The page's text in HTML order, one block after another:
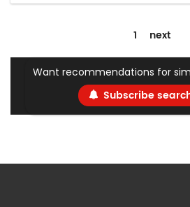
1 next
Want recommendations for
Subscribe